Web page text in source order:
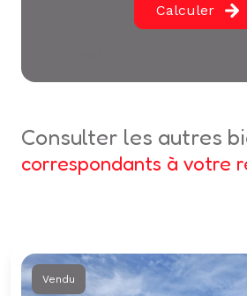
Calculer
consulter les autres
correspondants à votre
Vendu